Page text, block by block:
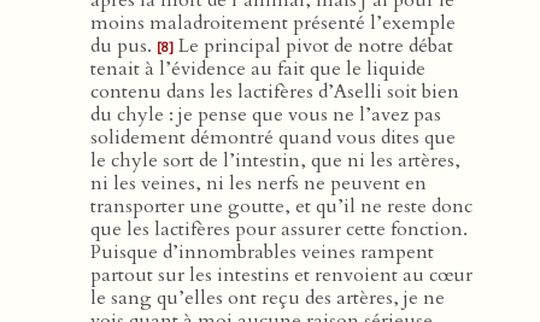
moins maladroitement présenté l’exemple
du pus. [8] Le principal pivot de notre débat
tenait à l’évidence au fait que le liquide
contenu dans les lactifères d’Aselli soit bien
du chyle : je pense que vous ne l’avez pas
solidement démontré quand vous dites que
le chyle sort de l’intestin, que ni les artères,
ni les veines, ni les nerfs ne peuvent en
transporter une goutte, et qu’il ne reste donc
que les lactifères pour assurer cette fonction.
Puisque d’innombrables veines rampent
partout sur les intestins et renvoient au cœur
le sang qu’elles ont reçu des artères, je ne